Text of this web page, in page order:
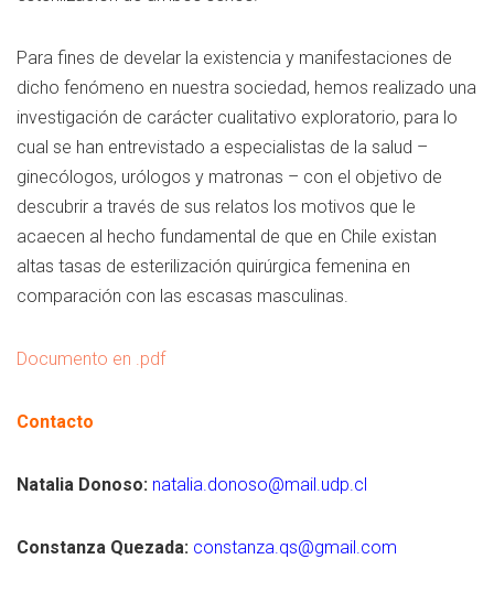
Para fines de develar la existencia y manifestaciones de
dicho fenómeno en nuestra sociedad, hemos realizado una
investigación de carácter cualitativo exploratorio, para lo
cual se han entrevistado a especialistas de la salud –
ginecólogos, urólogos y matronas – con el objetivo de
descubrir a través de sus relatos los motivos que le
acaecen al hecho fundamental de que en Chile existan
altas tasas de esterilización quirúrgica femenina en
comparación con las escasas masculinas.
Documento en .pdf
Contacto
Natalia Donoso: natalia.donoso@mail.udp.cl
Constanza Quezada: constanza.qs@gmail.com